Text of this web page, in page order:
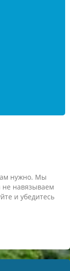
нужно. Мы
не навязываем
и убедитесь